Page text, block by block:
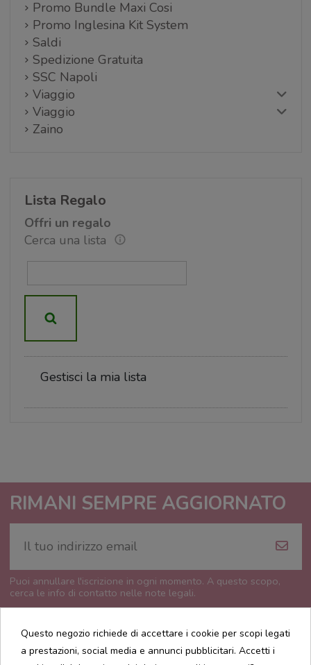
Promo Bundle Maxi Cosi
Promo Inglesina Kit System
Saldi
Spedizione Gratuita
SSC Napoli
Viaggio
Viaggio
Zaino
Lista Regalo
Offri un regalo
Cerca una lista
Gestisci la mia lista
RIMANI SEMPRE AGGIORNATO
Puoi annullare l'iscrizione in ogni momento. A questo scopo,
cerca le info di contatto nelle note legali.
Questo negozio richiede di accettare i cookie per scopi legati
a prestazioni, social media e annunci pubblicitari. Accetti i